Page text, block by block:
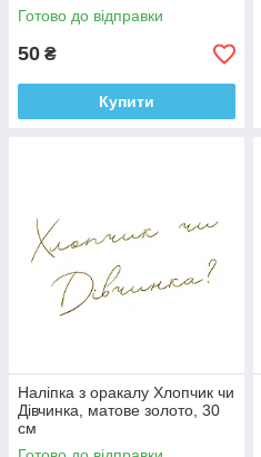
Готово до відправки
50 ₴
Купити
Наліпка з оракалу Хлопчик чи
Дівчинка, матове золото, 30
см